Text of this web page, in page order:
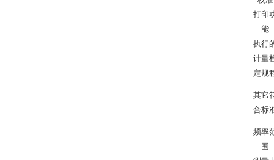
打印
能
执行
计量
定规
其它
合标
频率
围